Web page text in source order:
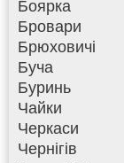
Боярка
Бровари
Брюховичі
Буча
Буринь
Чайки
Черкаси
Чернігів